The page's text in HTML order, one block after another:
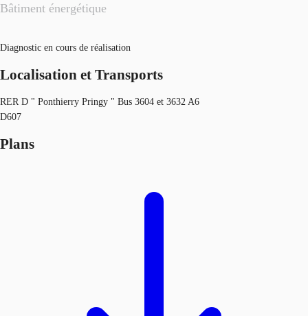
Bâtiment énergétique
Diagnostic en cours de réalisation
Localisation et Transports
RER D " Ponthierry Pringy " Bus 3604 et 3632 A6
D607
Plans